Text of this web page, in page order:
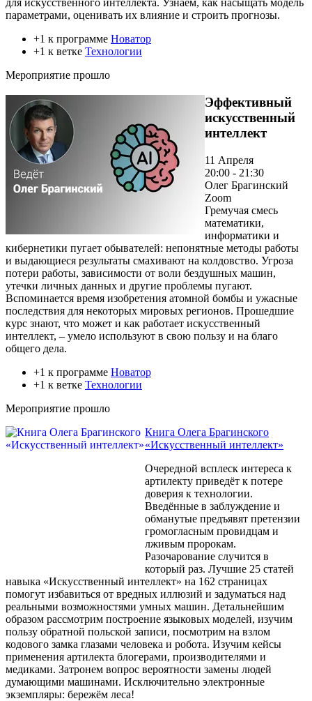
для искусственного интеллекта. Узнаем, как насыщать модель
параметрами, оценивать их влияние и строить прогнозы.
+1 к программе Новатор
+1 к ветке Технологии
Мероприятие прошло
Эффективный
искусственный
интеллект
11 Апреля
20:00 - 21:30
Олег Брагинский
Zoom
Гремучая смесь
математики,
информатики и
кибернетики пугает обывателей: непонятные методы работы
и выдающиеся результаты смахивают на колдовство. Угроза
потери работы, зависимости от воли бездушных машин,
утечки личных данных и другие проблемы пугают.
Вспоминается время изобретения атомной бомбы и ужасные
последствия для некоторых мировых регионов. Прошедшие
курс знают, что может и как работает искусственный
интеллект, – умело используют в свою пользу и на благо
общего дела.
+1 к программе Новатор
+1 к ветке Технологии
Мероприятие прошло
Книга Олега Брагинского
«Искусственный интеллект»
Очередной всплеск интереса к
артилекту приведёт к потере
доверия к технологии.
Введённые в заблуждение и
обманутые предъявят претензии
громогласным провидцам и
лживым пророкам.
Разочарование случится в
который раз. Лучшие 25 статей
навыка «Искусственный интеллект» на 162 страницах
помогут избавиться от вредных иллюзий и задуматься над
реальными возможностями умных машин. Детальнейшим
образом рассмотрим построение языковых моделей, изучим
пользу обратной польской записи, посмотрим на взлом
кодового замка глазами человека и робота. Изучим кейсы
применения артилекта блогерами, производителями и
медиками. Затронем вопрос вероятности замены людей
думающими машинами. Исключительно электронные
экземпляры: бережём леса!